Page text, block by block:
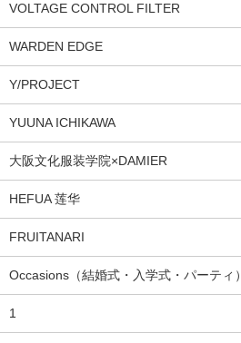
VOLTAGE CONTROL FILTER
WARDEN EDGE
Y/PROJECT
YUUNA ICHIKAWA
大阪文化服装学院×DAMIER
HEFUA 莲华
FRUITANARI
Occasions（結婚式・入学式・パーティ）
1